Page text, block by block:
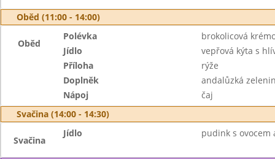
Oběd (11:00 - 14:00)
Oběd
Polévka
brokolicová
Jídlo
vepřová kýta s
Příloha
rýže
Doplněk
andalůzká
Nápoj
čaj
Svačina (14:00 - 14:30)
Svačina
Jídlo pudink s ovocem